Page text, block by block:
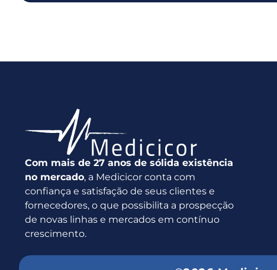
Com mais de 27 anos de sólida existência
no mercado, a Medicicor conta com
confiança e satisfação de seus clientes e
fornecedores, o que possibilita a prospecção
de novas linhas e mercados em contínuo
crescimento.